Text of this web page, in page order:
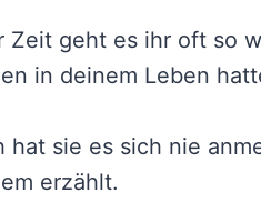
Zeit geht es ihr oft so
in deinem Leben
hat sie es sich nie
erzählt.